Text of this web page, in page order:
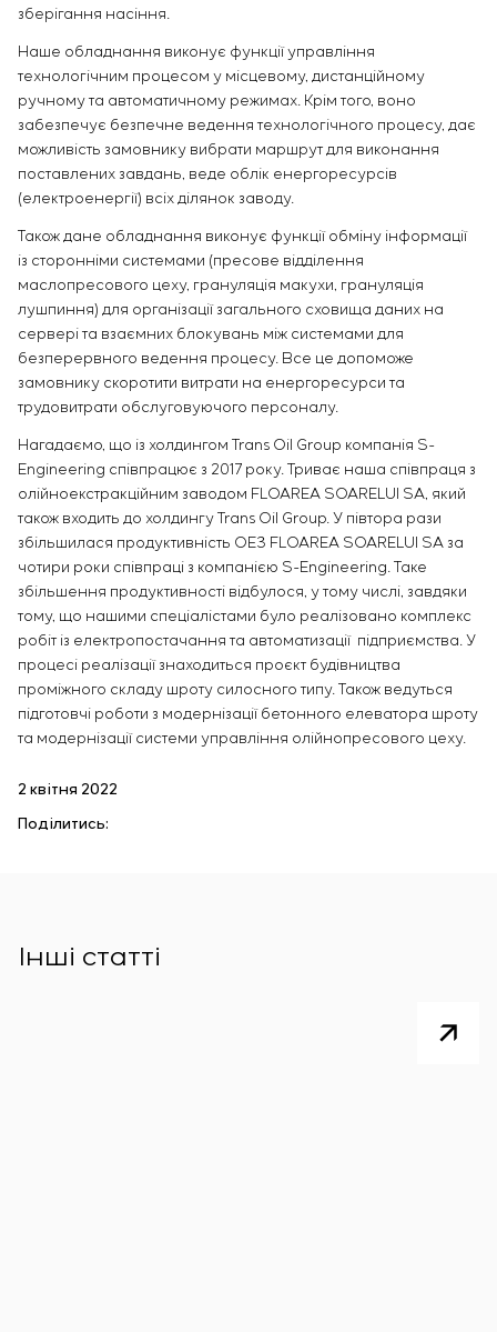
зберігання насіння.
Наше обладнання виконує функції управління
технологічним процесом у місцевому, дистанційному
ручному та автоматичному режимах. Крім того, воно
забезпечує безпечне ведення технологічного процесу, дає
можливість замовнику вибрати маршрут для виконання
поставлених завдань, веде облік енергоресурсів
(електроенергії) всіх ділянок заводу.
Також дане обладнання виконує функції обміну інформації
із сторонніми системами (пресове відділення
маслопресового цеху, грануляція макухи, грануляція
лушпиння) для організації загального сховища даних на
сервері та взаємних блокувань між системами для
безперервного ведення процесу. Все це допоможе
замовнику скоротити витрати на енергоресурси та
трудовитрати обслуговуючого персоналу.
Нагадаємо, що із холдингом Trans Oil Group компанія S-
Engineering співпрацює з 2017 року. Триває наша співпраця з
олійноекстракційним заводом FLOAREA SOARELUI SA, який
також входить до холдингу Trans Oil Group. У півтора рази
збільшилася продуктивність ОЕЗ FLOAREA SOARELUI SA за
чотири роки співпраці з компанією S-Engineering. Таке
збільшення продуктивності відбулося, у тому числі, завдяки
тому, що нашими спеціалістами було реалізовано комплекс
робіт із електропостачання та автоматизації підприємства. У
процесі реалізації знаходиться проєкт будівництва
проміжного складу шроту силосного типу. Також ведуться
підготовчі роботи з модернізації бетонного елеватора шроту
та модернізації системи управління олійнопресового цеху.
2 квітня 2022
Поділитись:
Інші статті